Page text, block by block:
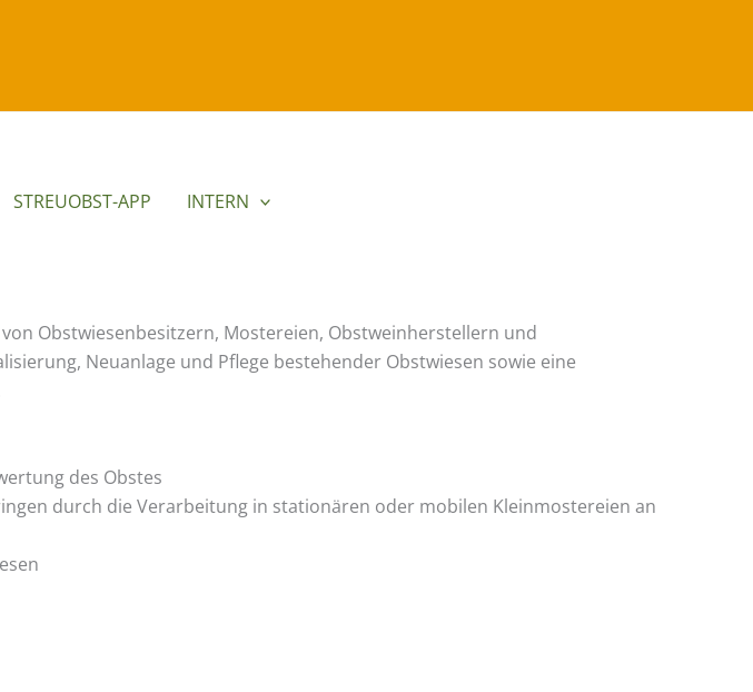
STREUOBST-APP INTERN
Obstwiesenbesitzern, Mostereien, Obstweinherstellern und
Neuanlage und Pflege bestehender Obstwiesen sowie eine
des Obstes
durch die Verarbeitung in stationären oder mobilen Kleinmostereien an